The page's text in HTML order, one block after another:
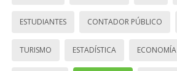
ESTUDIANTES CONTADOR PÚBLICO
TURISMO ESTADÍSTICA ECONOMÍA